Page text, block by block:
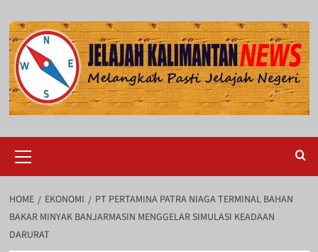
to
content
Menu
HOME EKONOMI
PT PERTAMINA PATRA NIAGA TERMINAL BAHAN
BAKAR MINYAK BANJARMASIN MENGGELAR SIMULASI KEADAAN
DARURAT